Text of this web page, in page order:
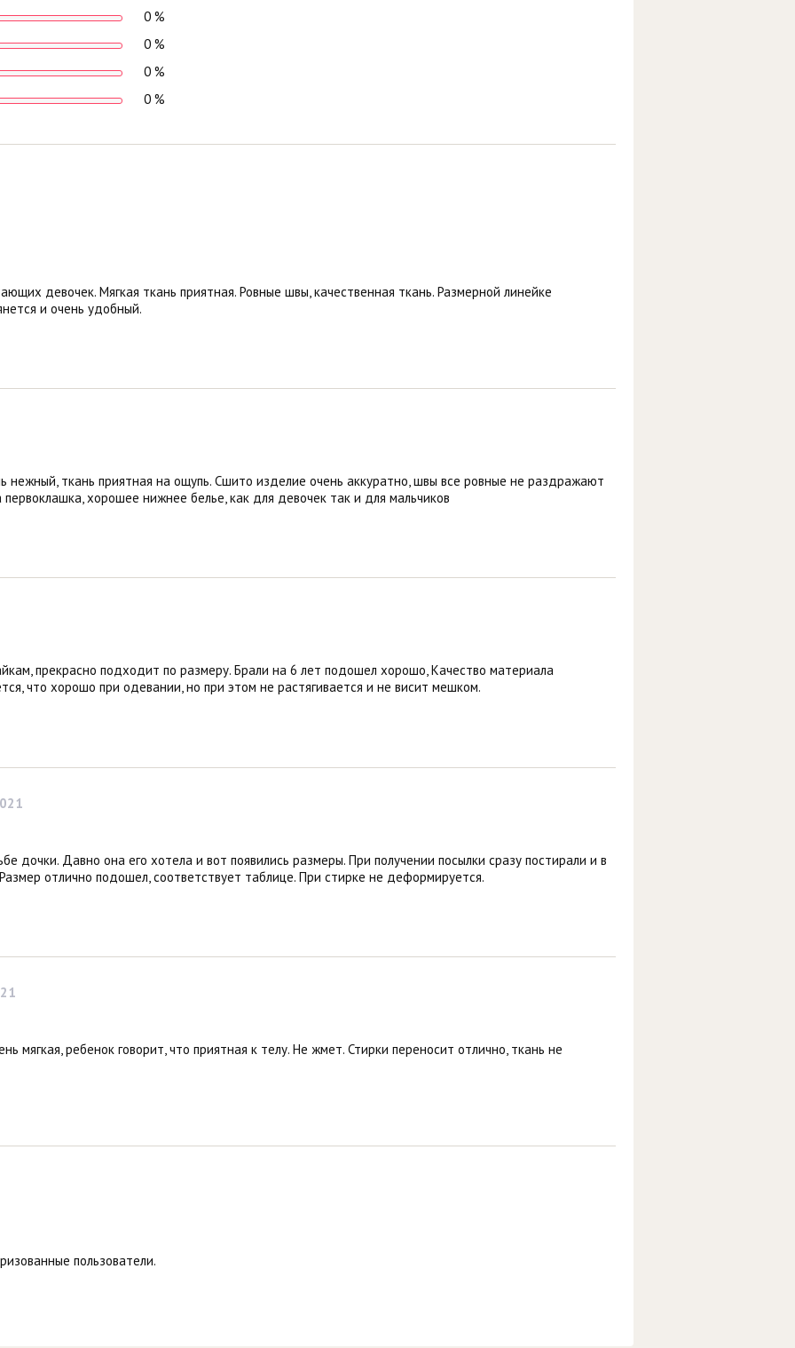
0 %
0 %
0 %
0 %
девочек. Мягкая ткань приятная. Ровные швы, качественная ткань. Размерной линейке
и очень удобный.
нежный, ткань приятная на ощупь. Сшито изделие очень аккуратно, швы все ровные не раздражают
хорошее нижнее белье, как для девочек так и для мальчиков
прекрасно подходит по размеру. Брали на 6 лет подошел хорошо, Качество материала
что хорошо при одевании, но при этом не растягивается и не висит мешком.
дочки. Давно она его хотела и вот появились размеры. При получении посылки сразу постирали и в
отлично подошел, соответствует таблице. При стирке не деформируется.
мягкая, ребенок говорит, что приятная к телу. Не жмет. Стирки переносит отлично, ткань не
пользователи.